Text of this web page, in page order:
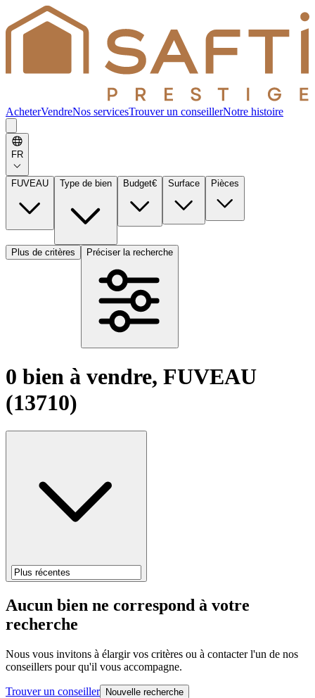
AcheterVendreNos servicesTrouver un conseillerNotre histoire
FR
FUVEAU Type de bien Budget€ Surface Pièces
Plus de critères Préciser la recherche
0 bien à vendre, FUVEAU
(13710)
Aucun bien ne correspond à votre
recherche
Nous vous invitons à élargir vos critères ou à contacter l'un de nos
conseillers pour qu'il vous accompagne.
Trouver un conseiller Nouvelle recherche